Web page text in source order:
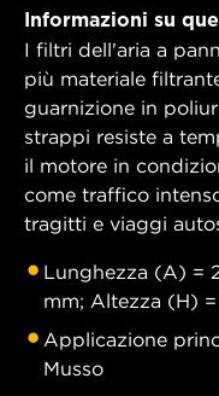
Informazioni su
I filtri dell'aria a
più materiale
guarnizione in
strappi resiste a
il motore in
come traffico
tragitti e viaggi
Lunghezza (A) =
mm; Altezza (H)
Applicazione
Musso